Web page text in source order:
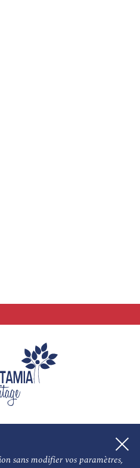
sans modifier vos paramètres,